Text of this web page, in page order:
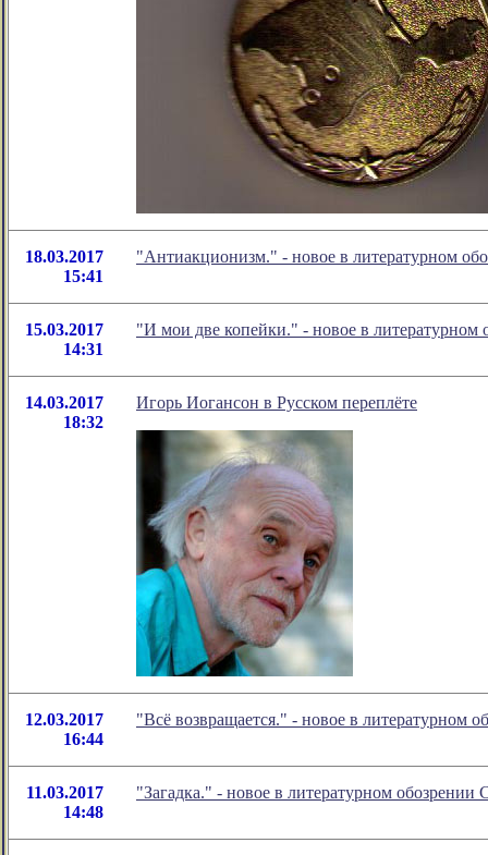
18.03.2017
15:41
"Антиакционизм." - новое в литературном
15.03.2017
14:31
"И мои две копейки." - новое в
14.03.2017
18:32
Игорь Иогансон в Русском переплёте
12.03.2017
16:44
"Всё возвращается." - новое в литературном
11.03.2017
14:48
"Загадка." - новое в литературном